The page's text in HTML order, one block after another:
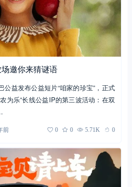
邀你来猜谜语
益发布公益短片“咱家的珍宝”，正式
为乐”长线公益IP的第三波活动：在双
前 0 0 5.71K 0